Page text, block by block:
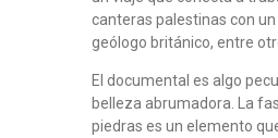
canteras palestinas con
geólogo británico, entre
El documental es algo
belleza abrumadora. La
piedras es un elemento